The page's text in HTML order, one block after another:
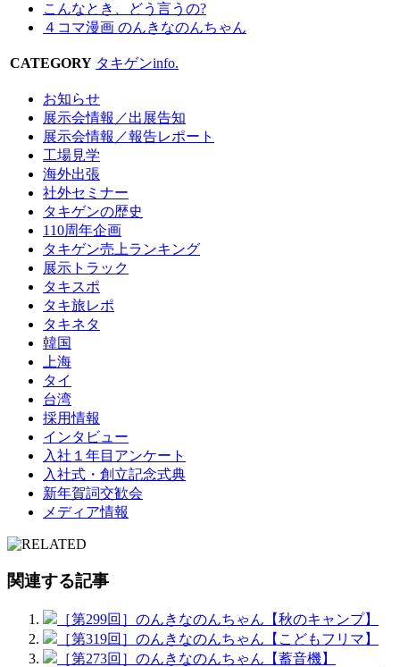
こんなとき、どう言うの?
４コマ漫画 のんきなのんちゃん
CATEGORY タキゲンinfo.
お知らせ
展示会情報／出展告知
展示会情報／報告レポート
工場見学
海外出張
社外セミナー
タキゲンの歴史
110周年企画
タキゲン売上ランキング
展示トラック
タキスポ
タキ旅レポ
タキネタ
韓国
上海
タイ
台湾
採用情報
インタビュー
入社１年目アンケート
入社式・創立記念式典
新年賀詞交歓会
メディア情報
関連する記事
［第299回］のんきなのんちゃん【秋のキャンプ】
［第319回］のんきなのんちゃん【こどもフリマ】
［第273回］のんきなのんちゃん【蓄音機】